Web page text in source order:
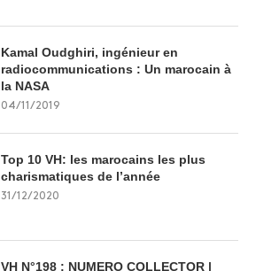
Kamal Oudghiri, ingénieur en
radiocommunications : Un marocain à
la NASA
04/11/2019
Top 10 VH: les marocains les plus
charismatiques de l’année
31/12/2020
VH N°198 : NUMERO COLLECTOR |